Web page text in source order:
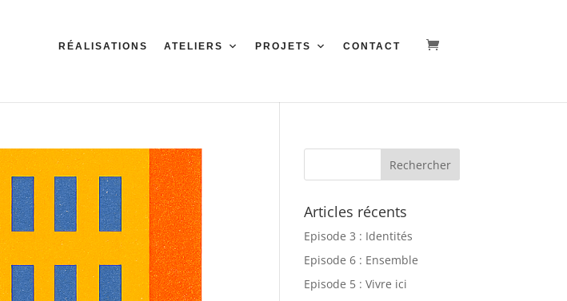
RÉALISATIONS ATELIERS PROJETS CONTACT
Articles récents
Episode 3 : Identités
Episode 6 : Ensemble
Episode 5 : Vivre ici